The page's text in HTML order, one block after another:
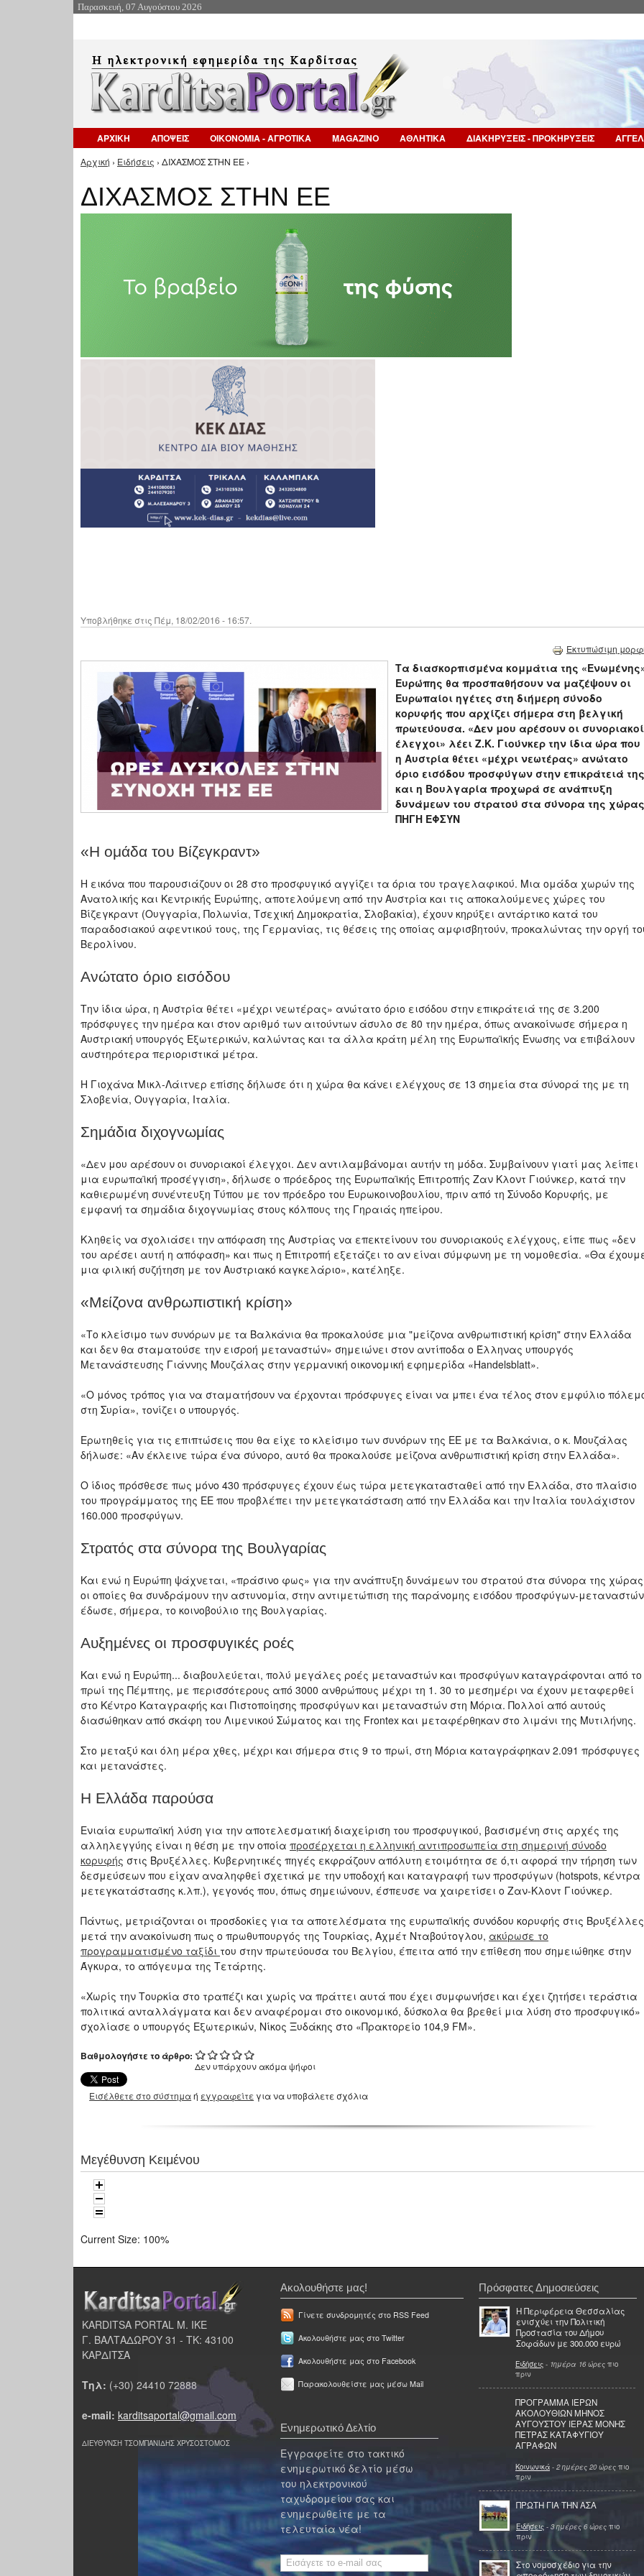
Παρασκευή, 07 Αυγούστου 2026
ΑΡΧΙΚΗ ΑΠΟΨΕΙΣ ΟΙΚΟΝΟΜΙΑ - ΑΓΡΟΤΙΚΑ MAGAZINO ΑΘΛΗΤΙΚΑ ΔΙΑΚΗΡΥΞΕΙΣ - ΠΡΟΚΗΡΥΞΕΙΣ
Είστε εδώ
Αρχική › Ειδήσεις › ΔΙΧΑΣΜΟΣ ΣΤΗΝ ΕΕ ›
ΔΙΧΑΣΜΟΣ ΣΤΗΝ ΕΕ
Υποβλήθηκε στις Πέμ, 18/02/2016 - 16:57.
Εκτυπώσιμη
Τα διασκορπισμένα κομμάτια της
Ευρώπης θα προσπαθήσουν να μαζέψουν οι
Ευρωπαίοι ηγέτες στη διήμερη σύνοδο
κορυφής που αρχίζει σήμερα στη βελγική
πρωτεύουσα. «Δεν μου αρέσουν οι συνοριακοί
έλεγχοι» λέει Ζ.Κ. Γιούνκερ την ίδια ώρα που
η Αυστρία θέτει «μέχρι νεωτέρας» ανώτατο
όριο εισόδου προσφύγων στην επικράτειά της
και η Βουλγαρία προχωρά σε ανάπτυξη
δυνάμεων του στρατού στα σύνορα της
ΠΗΓΗ ΕΦΣΥΝ
«Η ομάδα του Βίζεγκραντ»
Η εικόνα που παρουσιάζουν οι 28 στο προσφυγικό αγγίζει τα όρια του τραγελαφικού. Μια ομάδα χωρών της
Ανατολικής και Κεντρικής Ευρώπης, αποτελούμενη από την Αυστρία και τις αποκαλούμενες χώρες του
Βίζεγκραντ (Ουγγαρία, Πολωνία, Τσεχική Δημοκρατία, Σλοβακία), έχουν κηρύξει αντάρτικο κατά του
παραδοσιακού αφεντικού τους, της Γερμανίας, τις θέσεις της οποίας αμφισβητούν, προκαλώντας την οργή
Βερολίνου.
Ανώτατο όριο εισόδου
Την ίδια ώρα, η Αυστρία θέτει «μέχρι νεωτέρας» ανώτατο όριο εισόδου στην επικράτειά της σε 3.200
πρόσφυγες την ημέρα και στον αριθμό των αιτούντων άσυλο σε 80 την ημέρα, όπως ανακοίνωσε σήμερα η
Αυστριακή υπουργός Εξωτερικών, καλώντας και τα άλλα κράτη μέλη της Ευρωπαϊκής Ένωσης να επιβάλουν
αυστηρότερα περιοριστικά μέτρα.
Η Γιοχάνα Μικλ-Λάιτνερ επίσης δήλωσε ότι η χώρα θα κάνει ελέγχους σε 13 σημεία στα σύνορά της με τη
Σλοβενία, Ουγγαρία, Ιταλία.
Σημάδια διχογνωμίας
«Δεν μου αρέσουν οι συνοριακοί έλεγχοι. Δεν αντιλαμβάνομαι αυτήν τη μόδα. Συμβαίνουν γιατί μας λείπει
μια ευρωπαϊκή προσέγγιση», δήλωσε ο πρόεδρος της Ευρωπαϊκής Επιτροπής Ζαν Κλοντ Γιούνκερ, κατά την
καθιερωμένη συνέντευξη Τύπου με τον πρόεδρο του Ευρωκοινοβουλίου, πριν από τη Σύνοδο Κορυφής, με
εμφανή τα σημάδια διχογνωμίας στους κόλπους της Γηραιάς ηπείρου.
Κληθείς να σχολιάσει την απόφαση της Αυστρίας να επεκτείνουν του συνοριακούς ελέγχους, είπε πως «δεν
του αρέσει αυτή η απόφαση» και πως η Επιτροπή εξετάζει το αν είναι σύμφωνη με τη νομοθεσία. «Θα
μια φιλική συζήτηση με τον Αυστριακό καγκελάριο», κατέληξε.
«Μείζονα ανθρωπιστική κρίση»
«Το κλείσιμο των συνόρων με τα Βαλκάνια θα προκαλούσε μια "μείζονα ανθρωπιστική κρίση" στην Ελλάδα
και δεν θα σταματούσε την εισροή μεταναστών» σημειώνει στον αντίποδα ο Έλληνας υπουργός
Μετανάστευσης Γιάννης Μουζάλας στην γερμανική οικονομική εφημερίδα «Handelsblatt».
«Ο μόνος τρόπος για να σταματήσουν να έρχονται πρόσφυγες είναι να μπει ένα τέλος στον εμφύλιο
στη Συρία», τονίζει ο υπουργός.
Ερωτηθείς για τις επιπτώσεις που θα είχε το κλείσιμο των συνόρων της ΕΕ με τα Βαλκάνια, ο κ. Μουζάλας
δήλωσε: «Αν έκλεινε τώρα ένα σύνορο, αυτό θα προκαλούσε μείζονα ανθρωπιστική κρίση στην Ελλάδα».
Ο ίδιος πρόσθεσε πως μόνο 430 πρόσφυγες έχουν έως τώρα μετεγκατασταθεί από την Ελλάδα, στο πλαίσιο
του προγράμματος της ΕΕ που προβλέπει την μετεγκατάσταση από την Ελλάδα και την Ιταλία τουλάχιστον
160.000 προσφύγων.
Στρατός στα σύνορα της Βουλγαρίας
Και ενώ η Ευρώπη ψάχνεται, «πράσινο φως» για την ανάπτυξη δυνάμεων του στρατού στα σύνορα της
οι οποίες θα συνδράμουν την αστυνομία, στην αντιμετώπιση της παράνομης εισόδου προσφύγων-μεταναστών
έδωσε, σήμερα, το κοινοβούλιο της Βουλγαρίας.
Αυξημένες οι προσφυγικές ροές
Και ενώ η Ευρώπη... διαβουλεύεται, πολύ μεγάλες ροές μεταναστών και προσφύγων καταγράφονται από το
πρωί της Πέμπτης, με περισσότερους από 3000 ανθρώπους μέχρι τη 1. 30 το μεσημέρι να έχουν μεταφερθεί
στο Κέντρο Καταγραφής και Πιστοποίησης προσφύγων και μεταναστών στη Μόρια. Πολλοί από αυτούς
διασώθηκαν από σκάφη του Λιμενικού Σώματος και της Frontex και μεταφέρθηκαν στο λιμάνι της Μυτιλήνης.
Στο μεταξύ και όλη μέρα χθες, μέχρι και σήμερα στις 9 το πρωί, στη Μόρια καταγράφηκαν 2.091 πρόσφυγες
και μετανάστες.
Η Ελλάδα παρούσα
Ενιαία ευρωπαϊκή λύση για την αποτελεσματική διαχείριση του προσφυγικού, βασισμένη στις αρχές της
αλληλεγγύης είναι η θέση με την οποία προσέρχεται η ελληνική αντιπροσωπεία στη σημερινή σύνοδο
κορυφής στις Βρυξέλλες. Κυβερνητικές πηγές εκφράζουν απόλυτη ετοιμότητα σε ό,τι αφορά την τήρηση των
δεσμεύσεων που είχαν αναληφθεί σχετικά με την υποδοχή και καταγραφή των προσφύγων (hotspots, κέντρα
μετεγκατάστασης κ.λπ.), γεγονός που, όπως σημειώνουν, έσπευσε να χαιρετίσει ο Ζαν-Κλοντ Γιούνκερ.
Πάντως, μετριάζονται οι προσδοκίες για τα αποτελέσματα της ευρωπαϊκής συνόδου κορυφής στις
μετά την ανακοίνωση πως ο πρωθυπουργός της Τουρκίας, Αχμέτ Νταβούτογλου, ακύρωσε το
προγραμματισμένο ταξίδι του στην πρωτεύουσα του Βελγίου, έπειτα από την επίθεση που σημειώθηκε στην
Άγκυρα, το απόγευμα της Τετάρτης.
«Χωρίς την Τουρκία στο τραπέζι και χωρίς να πράττει αυτά που έχει συμφωνήσει και έχει ζητήσει τεράστια
πολιτικά ανταλλάγματα και δεν αναφέρομαι στο οικονομικό, δύσκολα θα βρεθεί μια λύση στο προσφυγικό»
σχολίασε ο υπουργός Εξωτερικών, Νίκος Ξυδάκης στο «Πρακτορείο 104,9 FM».
Βαθμολογήστε το άρθρο:
Δεν υπάρχουν ακόμα ψήφοι
Εισέλθετε στο σύστημαή εγγραφείτε για να υποβάλετε σχόλια
Μεγέθυνση Κειμένου
Current Size: 100%
KARDITSA PORTAL Μ. ΙΚΕ
Γ. ΒΑΛΤΑΔΩΡΟΥ 31 - ΤΚ: 43100
ΚΑΡΔΙΤΣΑ
Τηλ: (+30) 24410 72888
e-mail: karditsaportal@gmail.com
ΔΙΕΥΘΥΝΣΗ ΤΣΟΜΠΑΝΙΔΗΣ ΧΡΥΣΟΣΤΟΜΟΣ
Ακολουθήστε μας!
Γίνετε συνδρομητές στο RSS Feed
Ακολουθήστε μας στο Twitter
Ακολουθήστε μας στο Facebook
Παρακολουθείστε μας μέσω Mail
Ενημερωτικό Δελτίο
Εγγραφείτε στο τακτικό
ενημερωτικό δελτίο μέσω
του ηλεκτρονικού
ταχυδρομείου σας και
ενημερωθείτε με τα
τελευταία νέα!
Πρόσφατες Δημοσιεύσεις
Η Περιφέρεια Θεσσαλίας
ενισχύει την Πολιτική
Προστασία του Δήμου
Σοφάδων με 300.000 ευρώ
Ειδήσεις - 1ημέρα 16 ώρες πιο
πριν
ΠΡΟΓΡΑΜΜΑ ΙΕΡΩΝ
ΑΚΟΛΟΥΘΙΩΝ ΜΗΝΟΣ
ΑΥΓΟΥΣΤΟΥ ΙΕΡΑΣ ΜΟΝΗΣ
ΠΕΤΡΑΣ ΚΑΤΑΦΥΓΙΟΥ
ΑΓΡΑΦΩΝ
Κοινωνικά - 2 ημέρες 20 ώρες πιο
πριν
ΠΡΩΤΗ ΓΙΑ ΤΗΝ ΑΣΑ
Ειδήσεις - 3 ημέρες 6 ώρες πιο
πριν
Στο νομοσχέδιο για την